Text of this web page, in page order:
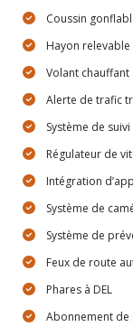
Coussin
Hayon
Volant chauffant
Alerte de trafic
Système de
Régulateur de
Intégration
Système de
Système de
Feux de route
Phares à DEL
Abonnement de